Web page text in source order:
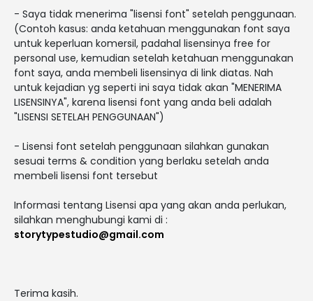
- Saya tidak menerima "lisensi font" setelah penggunaan.
(Contoh kasus: anda ketahuan menggunakan font saya
untuk keperluan komersil, padahal lisensinya free for
personal use, kemudian setelah ketahuan menggunakan
font saya, anda membeli lisensinya di link diatas. Nah
untuk kejadian yg seperti ini saya tidak akan "MENERIMA
LISENSINYA", karena lisensi font yang anda beli adalah
"LISENSI SETELAH PENGGUNAAN")
- Lisensi font setelah penggunaan silahkan gunakan
sesuai terms & condition yang berlaku setelah anda
membeli lisensi font tersebut
Informasi tentang Lisensi apa yang akan anda perlukan,
silahkan menghubungi kami di :
storytypestudio@gmail.com
Terima kasih.